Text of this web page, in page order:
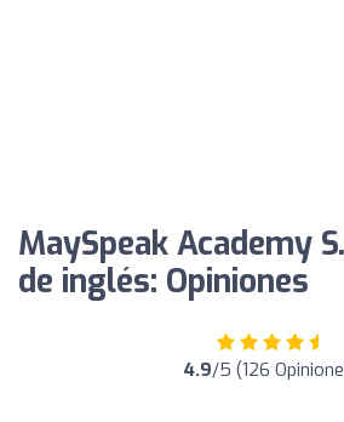
MaySpeak Academy
de inglés: Opiniones
4.9/5 (126